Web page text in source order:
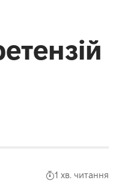
1 хв. читання